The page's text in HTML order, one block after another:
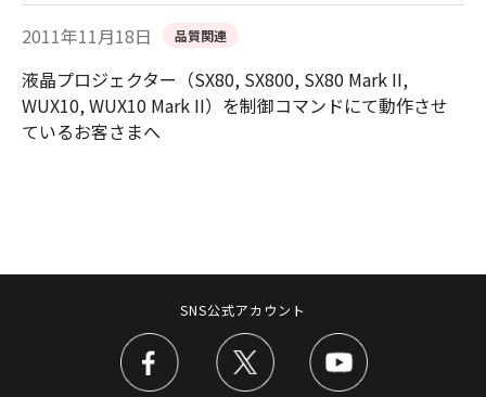
2011年11月18日 品質関連
液晶プロジェクター（SX80, SX800, SX80 Mark II,
WUX10, WUX10 Mark II）を制御コマンドにて動作させ
ているお客さまへ
SNS公式アカウント